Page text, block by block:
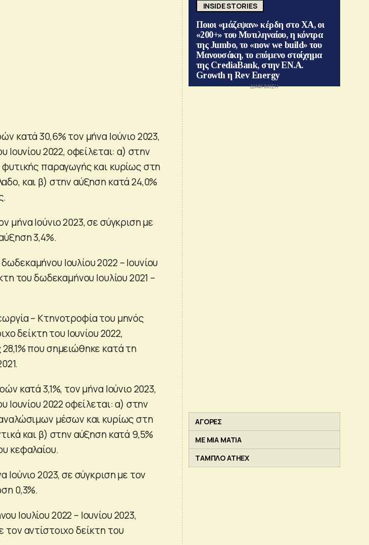
κατά 30,6% τον μήνα Ιούνιο 2023,
Ιουνίου 2022, οφείλεται: α) στην
παραγωγής και κυρίως στη
και β) στην αύξηση κατά 24,0%
μήνα Ιούνιο 2023, σε σύγκριση με
3,4%.
Ιουλίου 2022 – Ιουνίου
του δωδεκαμήνου Ιουλίου 2021 –
– Κτηνοτροφία του μηνός
δείκτη του Ιουνίου 2022,
που σημειώθηκε κατά τη
κατά 3,1%, τον μήνα Ιούνιο 2023,
Ιουνίου 2022 οφείλεται: α) στην
μέσων και κυρίως στη
και β) στην αύξηση κατά 9,5%
κεφαλαίου.
2023, σε σύγκριση με τον
0,3%.
Ιουλίου 2022 – Ιουνίου 2023,
αντίστοιχο δείκτη του
INSIDE STORIES
Ποιοι «μάζεψαν» κέρδη στο ΧΑ, οι
«200+» του Μυτιληναίου, η κόντρα
της Jumbo, το «now we build» του
Μανουσάκη, το επόμενο στοίχημα
της CrediaBank, στην ΕΝ.Α.
Growth η Rev Energy
ΑΓΟΡΕΣ
ΜΕ ΜΙΑ ΜΑΤΙΑ
ΤΑΜΠΛΟ ATHEX